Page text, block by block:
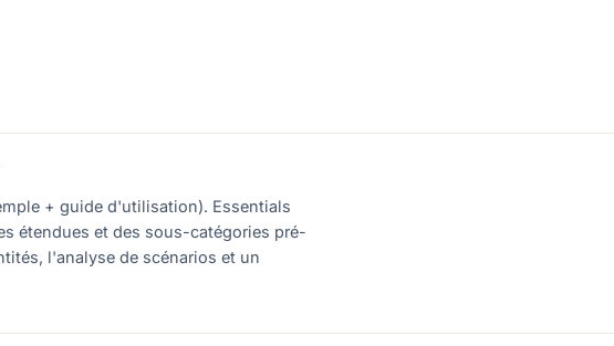
+ guide d'utilisation). Essentials
étendues et des sous-catégories pré-
l'analyse de scénarios et un